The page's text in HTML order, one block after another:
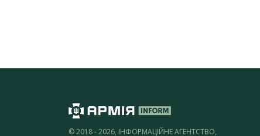
© 2018 - 2026, ІНФОРМАЦІЙНЕ АГЕНТСТВО,